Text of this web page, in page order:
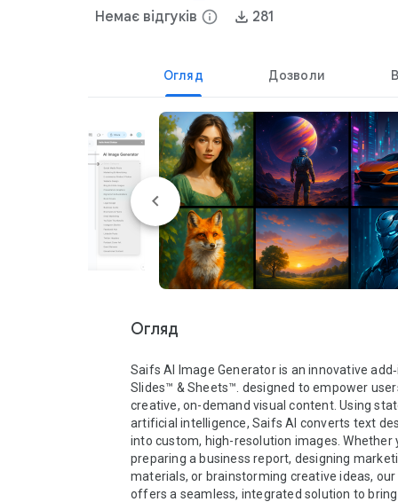
Немає відгуків info 281
Огляд Дозволи
Огляд
Saifs AI Image Generator is an innovative
Slides™ & Sheets™. designed to empower
creative, on-demand visual content. Using
artificial intelligence, Saifs AI converts text
into custom, high-resolution images. Whether
preparing a business report, designing
materials, or brainstorming creative ideas, our
offers a seamless, integrated solution to